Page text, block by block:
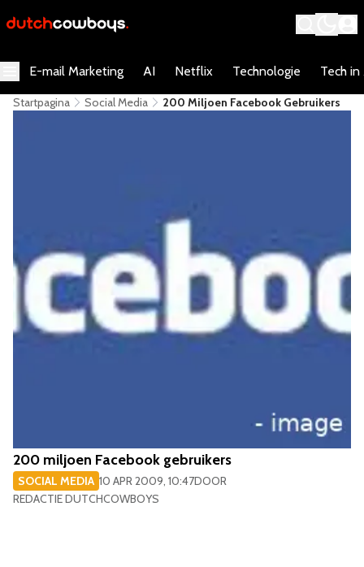
E-mail Marketing AI Netflix Technologie Tech in
Startpagina Social Media 200 Miljoen Facebook Gebruikers
200 miljoen Facebook gebruikers
SOCIAL MEDIA 10 APR 2009, 10:47DOOR
REDACTIE DUTCHCOWBOYS